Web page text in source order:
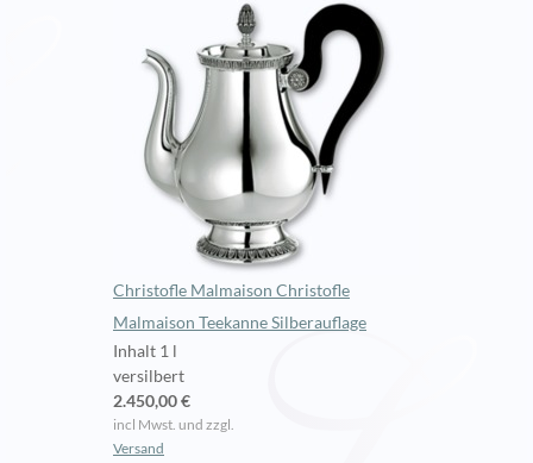
Christofle Malmaison Christofle
Malmaison Teekanne Silberauflage
Inhalt 1 l
versilbert
2.450,00 €
incl Mwst. und zzgl.
Versand